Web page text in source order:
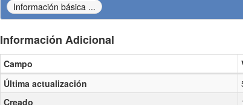
Información básica ...
Información Adicional
Información Adicional
Campo
Última actualización
Creado